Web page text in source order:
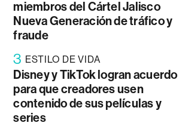
miembros del Cártel Jalisco
Nueva Generación de tráfico y
fraude
3 ESTILO DE VIDA
Disney y TikTok logran acuerdo
para que creadores usen
contenido de sus películas y
series